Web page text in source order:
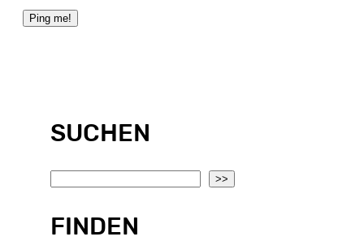
SUCHEN
a
>>
FINDEN